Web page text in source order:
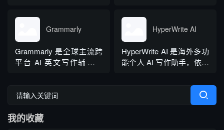
本的反馈和建议，帮助您
纠正语法、拼写和标点符
号错误等。
盖英、西、德、法等主流
语种，区分六大英语地域
版本。工具除基础拼写语
法纠错外，还可校验标
点、大小写、语句冗余问
Grammarly
Grammarly 是全球主流跨
平台 AI 英文写作辅助工
搭载 GrammarlyGO 智能
AI 生成、抄袭检测、引文
HyperWrite AI
HyperWrite AI 是海外多功
能个人 AI 写作助手，依托
字处理工具，内置上百种
写作功能，支持原生网页
编辑器与 Chrome 浏览器
我的收藏